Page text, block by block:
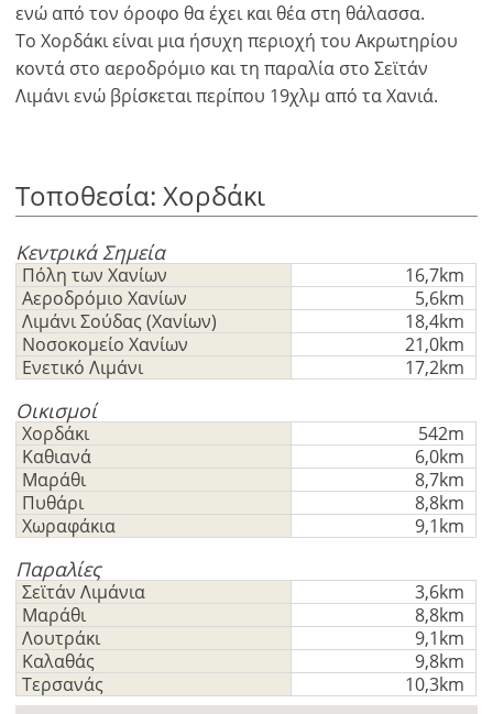
ενώ από τον όροφο θα έχει και θέα στη θάλασσα.
Το Χορδάκι είναι μια ήσυχη περιοχή του Ακρωτηρίου
κοντά στο αεροδρόμιο και τη παραλία στο Σεϊτάν
Λιμάνι ενώ βρίσκεται περίπου 19χλμ από τα Χανιά.
Τοποθεσία: Χορδάκι
Κεντρικά Σημεία
Πόλη των Χανίων
16,7km
Αεροδρόμιο Χανίων
5,6km
Λιμάνι Σούδας (Χανίων)
18,4km
Νοσοκομείο Χανίων
21,0km
Ενετικό Λιμάνι
17,2km
Οικισμοί
Χορδάκι
542m
Καθιανά
6,0km
Μαράθι
8,7km
Πυθάρι
8,8km
Χωραφάκια
9,1km
Παραλίες
Σεϊτάν Λιμάνια
3,6km
Μαράθι
8,8km
Λουτράκι
9,1km
Καλαθάς
9,8km
Τερσανάς
10,3km
Νόμισμα
Μονάδες
EUR €
USD - $
GBP - £
Αποθήκευση
English
Ελληνικά
Français
Deutsch
Παρακαλώ
κάνετε
login
για
χρήση
της
λειτουργίας
Δεν
έχετε
λογαριασμό?
Εγραφείτε